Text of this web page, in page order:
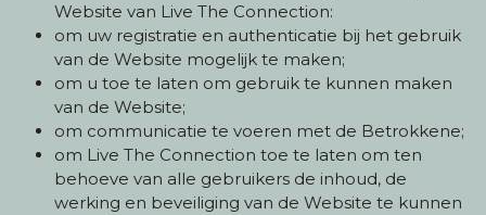
Website van Live The Connection:
om uw registratie en authenticatie bij het gebruik
van de Website mogelijk te maken;
om u toe te laten om gebruik te kunnen maken
van de Website;
om communicatie te voeren met de Betrokkene;
om Live The Connection toe te laten om ten
behoeve van alle gebruikers de inhoud, de
werking en beveiliging van de Website te kunnen